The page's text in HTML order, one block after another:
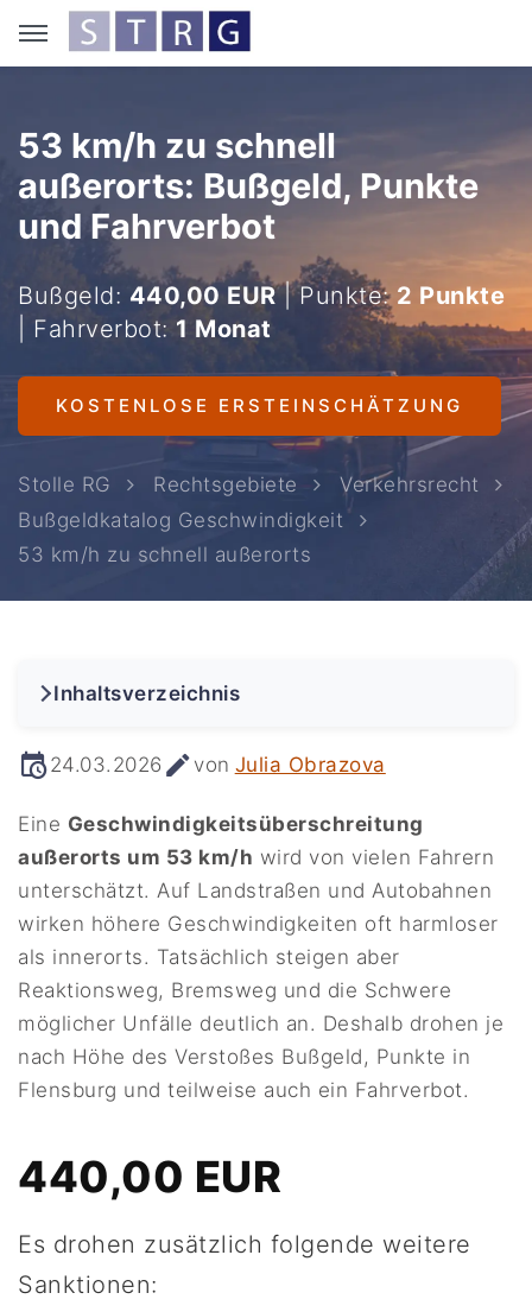
53 km/h zu schnell
außerorts: Bußgeld, Punkte
und Fahrverbot
Bußgeld: 440,00 EUR| Punkte: 2 Punkte
| Fahrverbot: 1 Monat
KOSTENLOSE ERSTEINSCHÄTZUNG
Stolle RG Rechtsgebiete
Verkehrsrecht
Bußgeldkatalog Geschwindigkeit
53 km/h zu schnell außerorts
24.03.2026 von Julia Obrazova
Eine Geschwindigkeitsüberschreitung
außerorts um 53 km/h wird von vielen Fahrern
unterschätzt. Auf Landstraßen und Autobahnen
wirken höhere Geschwindigkeiten oft harmloser
als innerorts. Tatsächlich steigen aber
Reaktionsweg, Bremsweg und die Schwere
möglicher Unfälle deutlich an. Deshalb drohen je
nach Höhe des Verstoßes Bußgeld, Punkte in
Flensburg und teilweise auch ein Fahrverbot.
440,00 EUR
Es drohen zusätzlich folgende weitere
Sanktionen:
Inhaltsverzeichnis